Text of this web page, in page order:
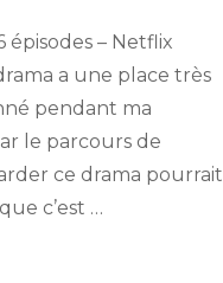
épisodes – Netflix
a une place très
pendant ma
le parcours de
ce drama pourrait
c’est …